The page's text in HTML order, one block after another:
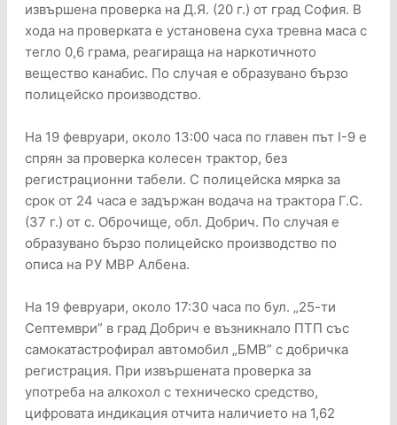
извършена проверка на Д.Я. (20 г.) от град София. В
хода на проверката е установена суха тревна маса с
тегло 0,6 грама, реагираща на наркотичното
вещество канабис. По случая е образувано бързо
полицейско производство.
На 19 февруари, около 13:00 часа по главен път I-9 е
спрян за проверка колесен трактор, без
регистрационни табели. С полицейска мярка за
срок от 24 часа е задържан водача на трактора Г.С.
(37 г.) от с. Оброчище, обл. Добрич. По случая е
образувано бързо полицейско производство по
описа на РУ МВР Албена.
На 19 февруари, около 17:30 часа по бул. „25-ти
Септември” в град Добрич е възникнало ПТП със
самокатастрофирал автомобил „БМВ” с добричка
регистрация. При извършената проверка за
употреба на алкохол с техническо средство,
цифровата индикация отчита наличието на 1,62